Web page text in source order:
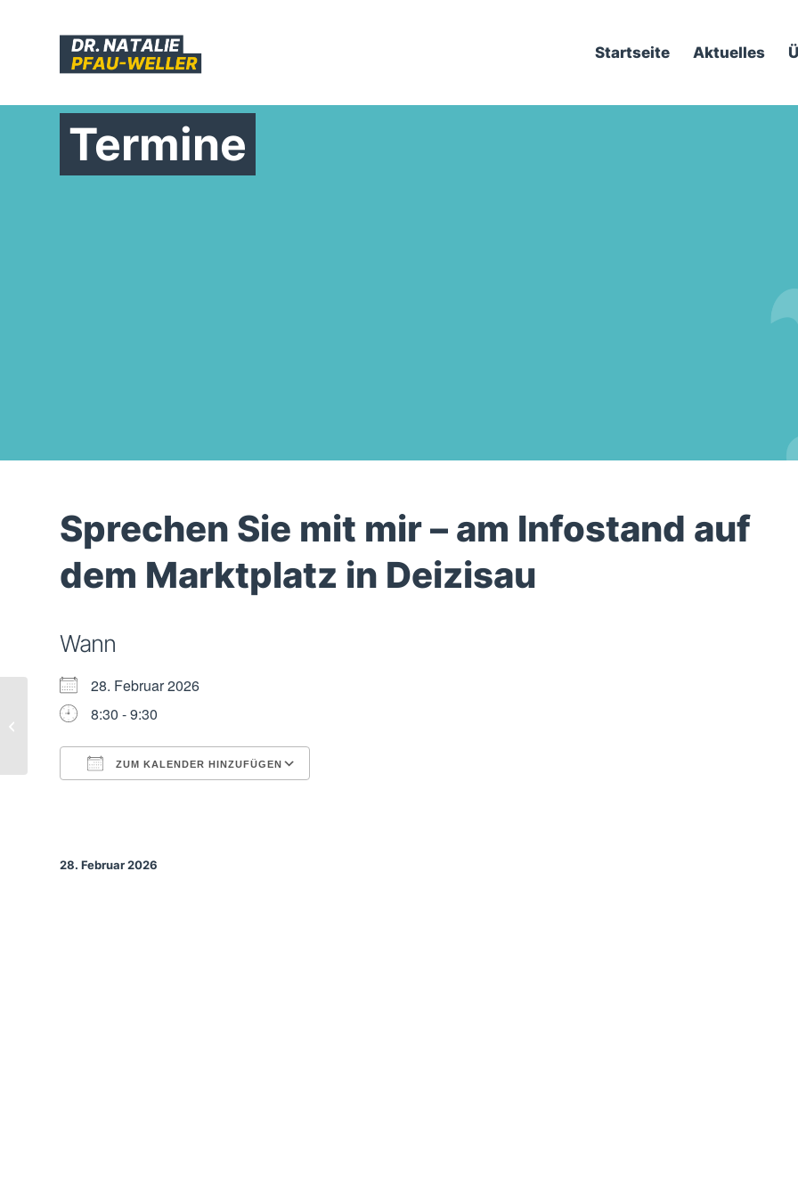
Startseite Aktuelles
Termine
Sprechen Sie mit mir – am Infostand auf
dem Marktplatz in Deizisau
Wann
28. Februar 2026
8:30 - 9:30
ZUM KALENDER HINZUFÜGEN
28. Februar 2026
Sprechen Sie mit mir – am
Infostand auf dem Marktplatz in
Plochingen